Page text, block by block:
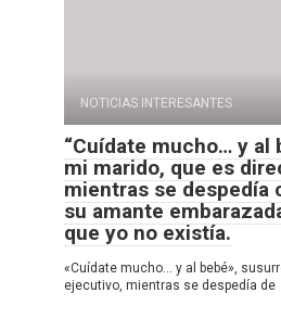
NOTICIAS INTERESANTES
“Cuídate mucho… y al
mi marido, que es
mientras se despedía
su amante
que yo no existía.
«Cuídate mucho… y al bebé»,
ejecutivo, mientras se despedía de